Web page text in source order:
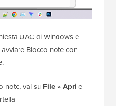
UAC di Windows e
avviare Blocco note con
note, vai su File » Apri e